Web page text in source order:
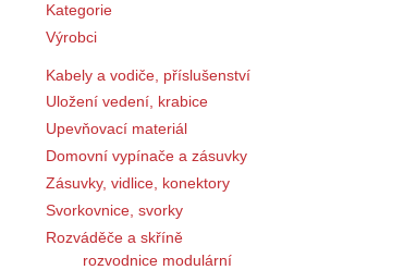
Kategorie
Výrobci
Kabely a vodiče, příslušenství
Uložení vedení, krabice
Upevňovací materiál
Domovní vypínače a zásuvky
Zásuvky, vidlice, konektory
Svorkovnice, svorky
Rozváděče a skříně
rozvodnice modulární